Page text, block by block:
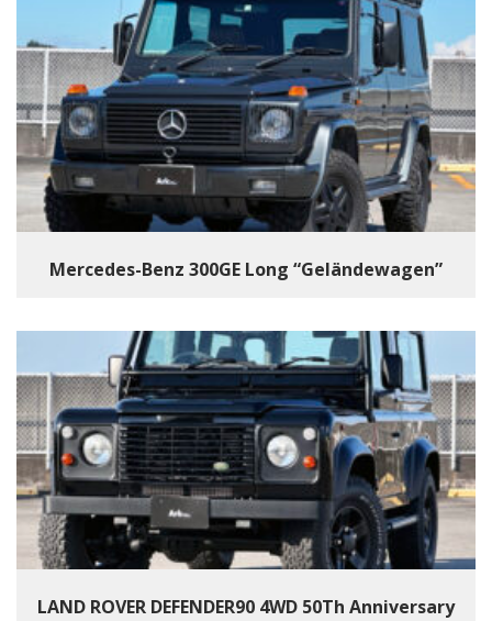
Mercedes-Benz 300GE Long “Geländewagen”
LAND ROVER DEFENDER90 4WD 50Th Anniversary